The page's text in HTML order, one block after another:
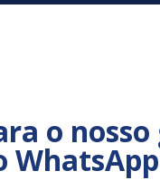
o
WhatsApp